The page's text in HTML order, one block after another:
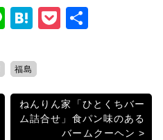
Li
e
H
a
P
et
福島
ねんりん家「ひとくちバー
ム詰合せ」食パン味のある
バームクーヘン